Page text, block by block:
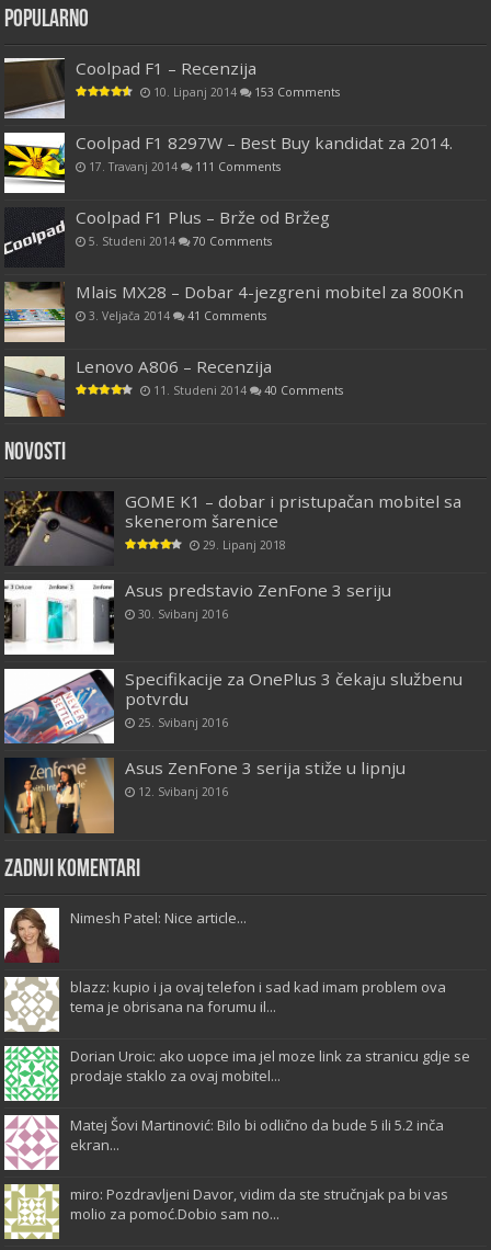
Popularno
Coolpad F1 – Recenzija
10. Lipanj 2014 153 Comments
Coolpad F1 8297W – Best Buy kandidat za 2014.
17. Travanj 2014 111 Comments
Coolpad F1 Plus – Brže od Bržeg
5. Studeni 2014 70 Comments
Mlais MX28 – Dobar 4-jezgreni mobitel za 800Kn
3. Veljača 2014 41 Comments
Lenovo A806 – Recenzija
11. Studeni 2014 40 Comments
Novosti
GOME K1 – dobar i pristupačan mobitel sa
skenerom šarenice
29. Lipanj 2018
Asus predstavio ZenFone 3 seriju
30. Svibanj 2016
Specifikacije za OnePlus 3 čekaju službenu
potvrdu
25. Svibanj 2016
Asus ZenFone 3 serija stiže u lipnju
12. Svibanj 2016
Zadnji komentari
Nimesh Patel: Nice article...
blazz: kupio i ja ovaj telefon i sad kad imam problem ova
tema je obrisana na forumu il...
Dorian Uroic: ako uopce ima jel moze link za stranicu gdje se
prodaje staklo za ovaj mobitel...
Matej Šovi Martinović: Bilo bi odlično da bude 5 ili 5.2 inča
ekran...
miro: Pozdravljeni Davor, vidim da ste stručnjak pa bi vas
molio za pomoć.Dobio sam no...